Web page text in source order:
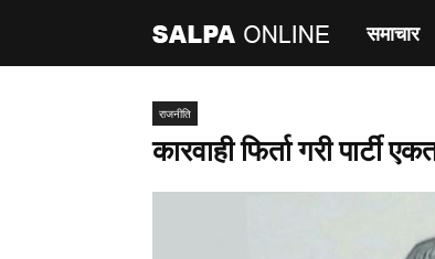
साल्पा
समाचार
राजनीति
कारवाही फिर्ता गरी पार्टी